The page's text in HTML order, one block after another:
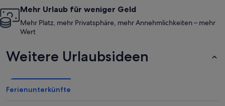
Mehr Urlaub für weniger Geld
Mehr Platz, mehr Privatsphäre, mehr Annehmlichkeiten – mehr
Wert
Weitere Urlaubsideen
Ferienunterkünfte